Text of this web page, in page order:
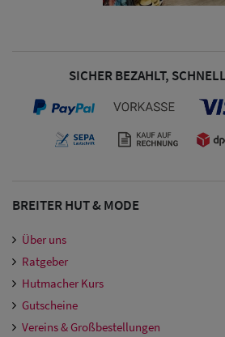
Baseball Caps
Damen UV-
Schutz Caps
Sonnenschilder
& Visoren
Damen
SICHER BEZAHLT,
BREITER HUT & MODE
Über uns
Ratgeber
Hutmacher Kurs
Gutscheine
Vereins & Großbestellungen